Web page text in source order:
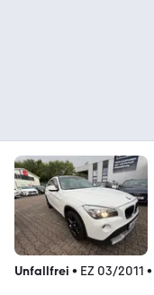
Unfallfrei • EZ 03/2011 •